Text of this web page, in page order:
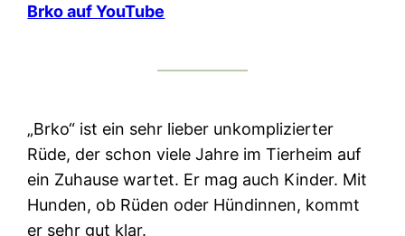
Brko auf YouTube
„Brko“ ist ein sehr lieber unkomplizierter
Rüde, der schon viele Jahre im Tierheim auf
ein Zuhause wartet. Er mag auch Kinder. Mit
Hunden, ob Rüden oder Hündinnen, kommt
er sehr gut klar.